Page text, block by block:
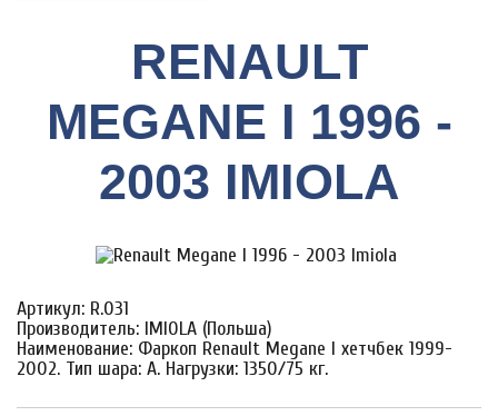
RENAULT
MEGANE I 1996 -
2003 IMIOLA
Артикул: R.031
Производитель: IMIOLA (Польша)
Наименование: Фаркоп Renault Megane I хетчбек 1999-
2002. Тип шара: A. Нагрузки: 1350/75 кг.